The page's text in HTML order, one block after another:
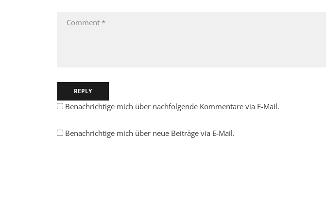
REPLY
Benachrichtige mich über nachfolgende Kommentare via E-Mail.
Benachrichtige mich über neue Beiträge via E-Mail.